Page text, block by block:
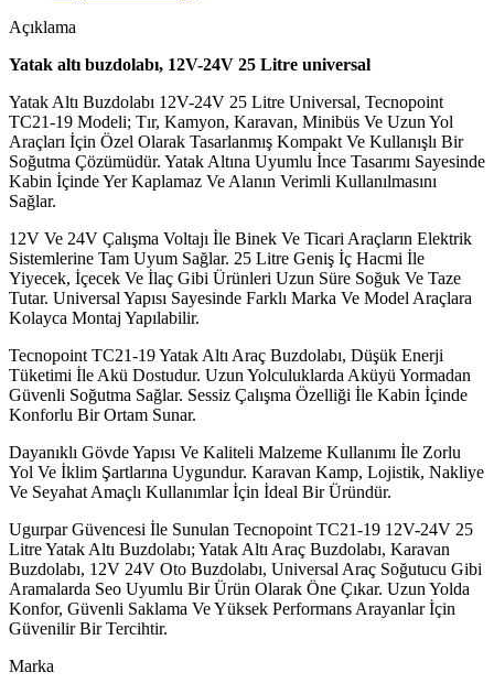
Açıklama
Yatak altı buzdolabı, 12V-24V 25 Litre universal
Yatak Altı Buzdolabı 12V-24V 25 Litre Universal, Tecnopoint
TC21-19 Modeli; Tır, Kamyon, Karavan, Minibüs Ve Uzun Yol
Araçları İçin Özel Olarak Tasarlanmış Kompakt Ve Kullanışlı Bir
Soğutma Çözümüdür. Yatak Altına Uyumlu İnce Tasarımı Sayesinde
Kabin İçinde Yer Kaplamaz Ve Alanın Verimli Kullanılmasını
Sağlar.
12V Ve 24V Çalışma Voltajı İle Binek Ve Ticari Araçların Elektrik
Sistemlerine Tam Uyum Sağlar. 25 Litre Geniş İç Hacmi İle
Yiyecek, İçecek Ve İlaç Gibi Ürünleri Uzun Süre Soğuk Ve Taze
Tutar. Universal Yapısı Sayesinde Farklı Marka Ve Model Araçlara
Kolayca Montaj Yapılabilir.
Tecnopoint TC21-19 Yatak Altı Araç Buzdolabı, Düşük Enerji
Tüketimi İle Akü Dostudur. Uzun Yolculuklarda Aküyü Yormadan
Güvenli Soğutma Sağlar. Sessiz Çalışma Özelliği İle Kabin İçinde
Konforlu Bir Ortam Sunar.
Dayanıklı Gövde Yapısı Ve Kaliteli Malzeme Kullanımı İle Zorlu
Yol Ve İklim Şartlarına Uygundur. Karavan Kamp, Lojistik, Nakliye
Ve Seyahat Amaçlı Kullanımlar İçin İdeal Bir Üründür.
Ugurpar Güvencesi İle Sunulan Tecnopoint TC21-19 12V-24V 25
Litre Yatak Altı Buzdolabı; Yatak Altı Araç Buzdolabı, Karavan
Buzdolabı, 12V 24V Oto Buzdolabı, Universal Araç Soğutucu Gibi
Aramalarda Seo Uyumlu Bir Ürün Olarak Öne Çıkar. Uzun Yolda
Konfor, Güvenli Saklama Ve Yüksek Performans Arayanlar İçin
Güvenilir Bir Tercihtir.
Marka